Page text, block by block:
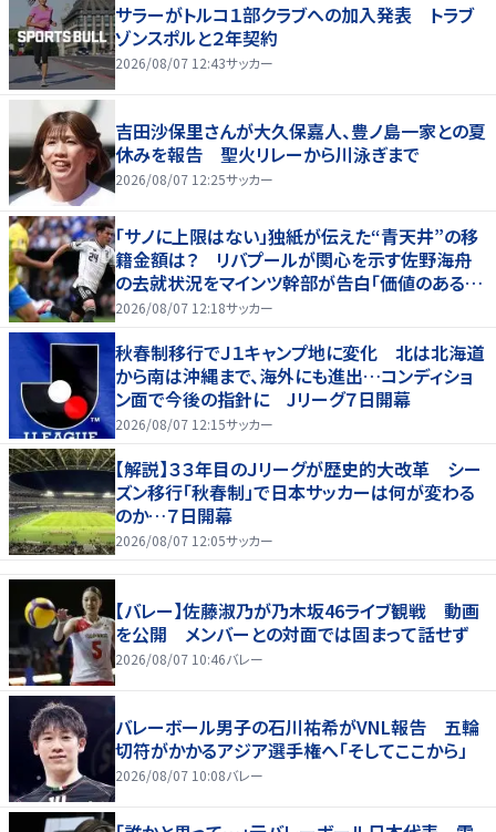
サラーがトルコ１部クラブへの加入発表 トラブ
ゾンスポルと２年契約
2026/08/07 12:43サッカー
吉田沙保里さんが大久保嘉人、豊ノ島一家との夏
休みを報告 聖火リレーから川泳ぎまで
2026/08/07 12:25サッカー
「サノに上限はない」独紙が伝えた“青天井”の移
籍金額は？ リバプールが関心を示す佐野海舟
の去就状況をマインツ幹部が告白「価値のあるも
のになる」
2026/08/07 12:18サッカー
秋春制移行でＪ１キャンプ地に変化 北は北海道
から南は沖縄まで、海外にも進出…コンディショ
ン面で今後の指針に Jリーグ７日開幕
2026/08/07 12:15サッカー
【解説】３３年目のＪリーグが歴史的大改革 シー
ズン移行「秋春制」で日本サッカーは何が変わる
のか…７日開幕
2026/08/07 12:05サッカー
【バレー】佐藤淑乃が乃木坂46ライブ観戦 動画
を公開 メンバーとの対面では固まって話せず
2026/08/07 10:46バレー
バレーボール男子の石川祐希がVNL報告 五輪
切符がかかるアジア選手権へ「そしてここから」
2026/08/07 10:08バレー